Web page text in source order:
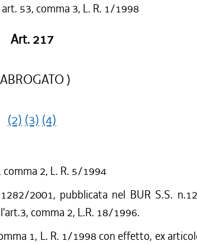
53, comma 3, L. R. 1/1998
Art. 217
)
(2) (3) (4)
2, L. R. 5/1994
2001, pubblicata nel BUR S.S.
comma 2, L.R. 18/1996.
1, L. R. 1/1998 con effetto, ex